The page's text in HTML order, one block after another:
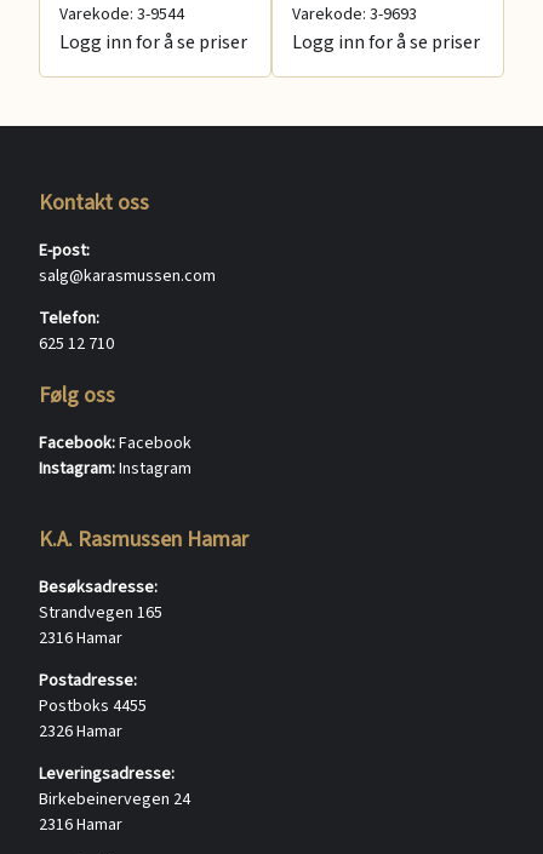
Varekode: 3-9544
Logg inn for å se priser
Varekode: 3-9693
Logg inn for å se priser
Kontakt oss
E-post:
salg@karasmussen.com
Telefon:
625 12 710
Følg oss
Facebook:Facebook
Instagram:Instagram
K.A. Rasmussen Hamar
Besøksadresse:
Strandvegen 165
2316 Hamar
Postadresse:
Postboks 4455
2326 Hamar
Leveringsadresse:
Birkebeinervegen 24
2316 Hamar